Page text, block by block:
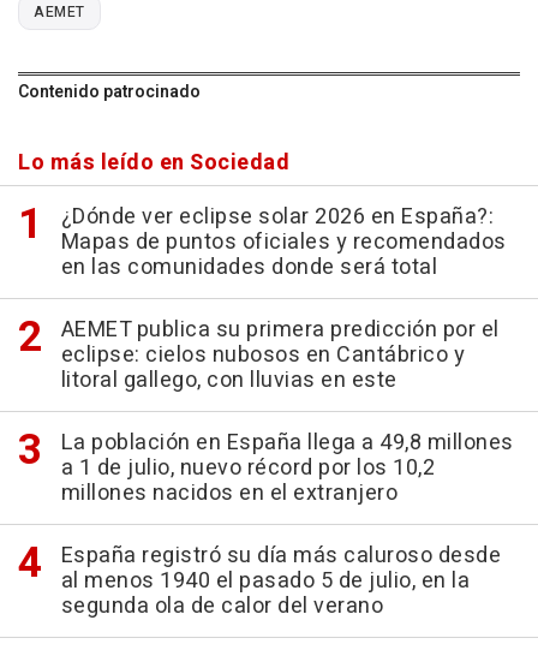
AEMET
Contenido patrocinado
Lo más leído en Sociedad
¿Dónde ver eclipse solar 2026 en España?:
Mapas de puntos oficiales y recomendados
en las comunidades donde será total
AEMET publica su primera predicción por el
eclipse: cielos nubosos en Cantábrico y
litoral gallego, con lluvias en este
La población en España llega a 49,8 millones
a 1 de julio, nuevo récord por los 10,2
millones nacidos en el extranjero
España registró su día más caluroso desde
al menos 1940 el pasado 5 de julio, en la
segunda ola de calor del verano